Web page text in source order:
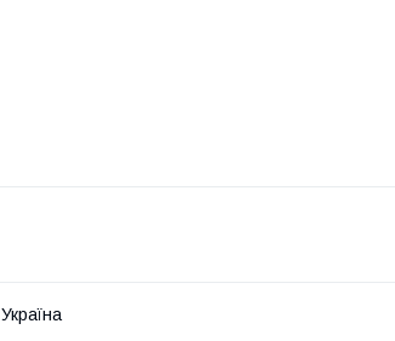
Україна